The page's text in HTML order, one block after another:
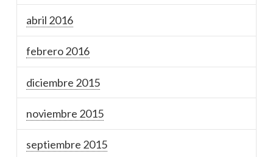
abril 2016
febrero 2016
diciembre 2015
noviembre 2015
septiembre 2015